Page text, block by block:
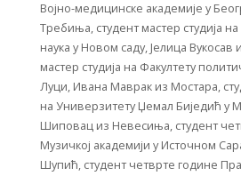
Војно-медицинске академије у
Требиња, студент мастер студија
наука у Новом саду, Јелица
мастер студија на Факултету
Луци, Ивана Маврак из Мостара,
на Универзитету Џемал Биједић у
Шиповац из Невесиња, студент
Музичкој академији у Источном
Шупић, студент четврте године